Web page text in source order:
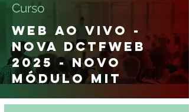
Curso
WEB AO VIVO -
NOVA DCTFWEB
2025 - NOVO
MÓDULO MIT